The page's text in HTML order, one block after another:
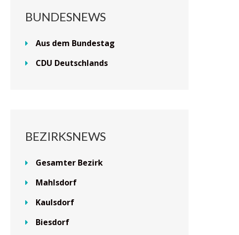
BUNDESNEWS
Aus dem Bundestag
CDU Deutschlands
BEZIRKSNEWS
Gesamter Bezirk
Mahlsdorf
Kaulsdorf
Biesdorf